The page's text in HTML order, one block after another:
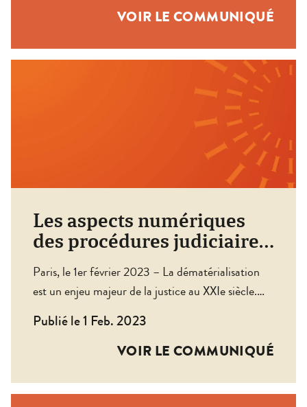
sciences humaines et sociales concernée. Depuis
partenariat avec les éditions Dalloz. Rédigés en
VOIR LE COMMUNIQUÉ
Les aspects numériques
des procédures judiciaires
et la fabrique des e-
usagers
Paris, le 1er février 2023 – La dématérialisation
est un enjeu majeur de la justice au XXIe siècle.
détriment du droit fondamental d’accéder au
tribunal notamment au regard des populations les
au droit a été prise en charge par l’État et […]
Publié le 1 Feb. 2023
VOIR LE COMMUNIQUÉ